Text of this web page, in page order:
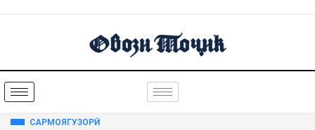
САРМОЯГУЗОРӢ